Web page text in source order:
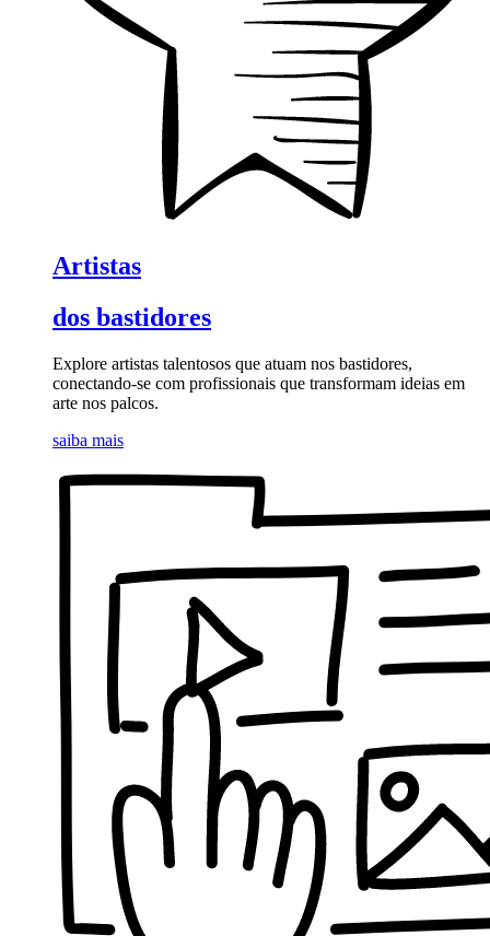
Artistas
dos bastidores
Explore artistas talentosos que atuam nos bastidores,
conectando-se com profissionais que transformam ideias em
arte nos palcos.
saiba mais